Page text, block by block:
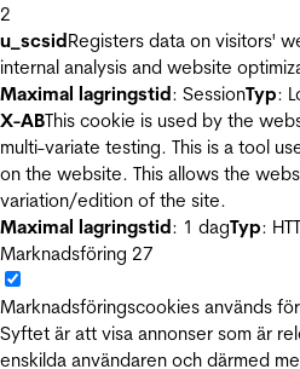
2
u_scsidRegisters data on visitors'
internal analysis and website
Maximal lagringstid: SessionTyp:
X-ABThis cookie is used by the
multi-variate testing. This is a tool
on the website. This allows the
variation/edition of the site.
Maximal lagringstid: 1 dagTyp:
Marknadsföring 27
Marknadsföringscookies används
Syftet är att visa annonser som är
enskilda användaren och därmed